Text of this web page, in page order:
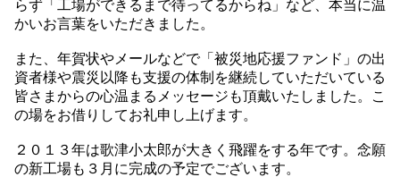
らず「工場ができるまで待ってるからね」など、本当に温
かいお言葉をいただきました。
また、年賀状やメールなどで「被災地応援ファンド」の出
資者様や震災以降も支援の体制を継続していただいている
皆さまからの心温まるメッセージも頂戴いたしました。こ
の場をお借りしてお礼申し上げます。
２０１３年は歌津小太郎が大きく飛躍をする年です。念願
の新工場も３月に完成の予定でございます。